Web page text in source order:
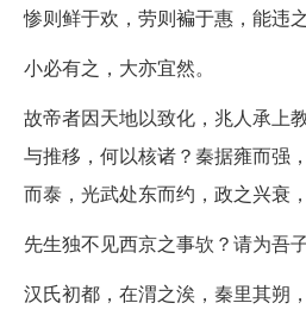
惨则鲜于欢，劳则褊于惠，能违之
小必有之，大亦宜然。
故帝者因天地以致化，兆人承上
与推移，何以核诸？秦据雍而强
而泰，光武处东而约，政之兴衰
先生独不见西京之事欤？请为吾子
汉氏初都，在渭之涘，秦里其朔